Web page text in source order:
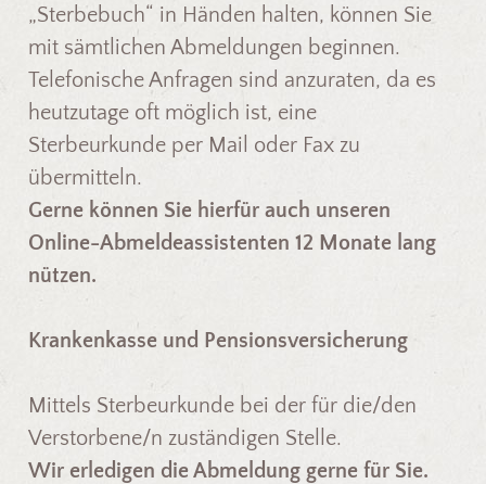
„Sterbebuch“ in Händen halten, können Sie
mit sämtlichen Abmeldungen beginnen.
Telefonische Anfragen sind anzuraten, da es
heutzutage oft möglich ist, eine
Sterbeurkunde per Mail oder Fax zu
übermitteln.
Gerne können Sie hierfür auch unseren
Online-Abmeldeassistenten 12 Monate lang
nützen.
Krankenkasse und Pensionsversicherung
Mittels Sterbeurkunde bei der für die/den
Verstorbene/n zuständigen Stelle.
Wir erledigen die Abmeldung gerne für Sie.